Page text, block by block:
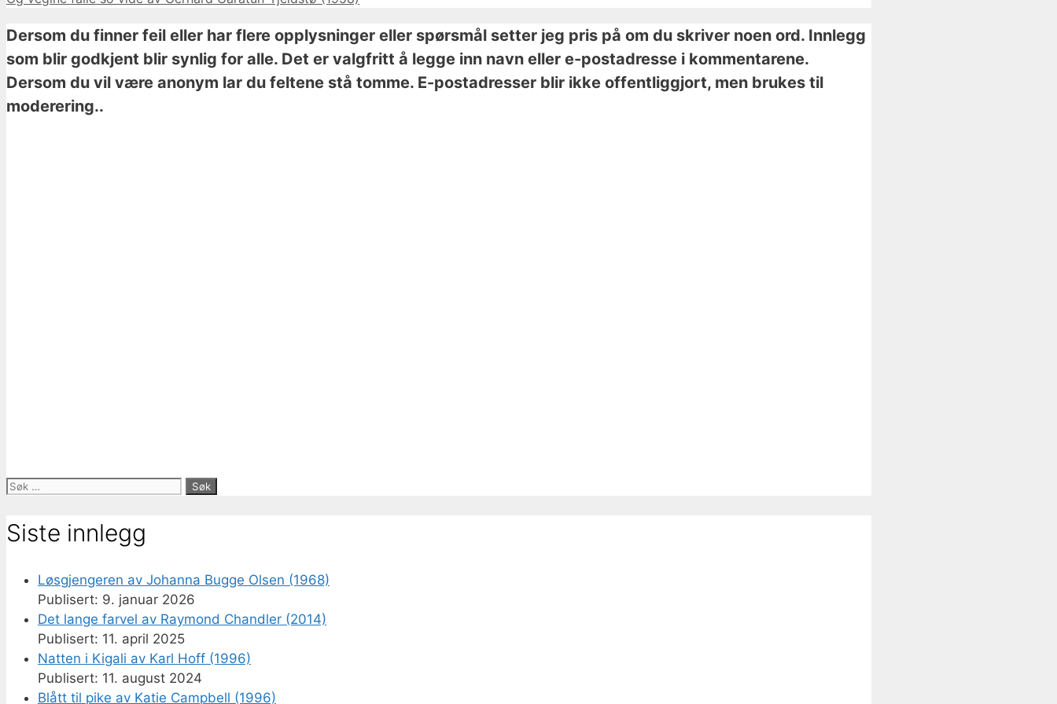
Dersom du finner feil eller har flere opplysninger eller spørsmål setter jeg pris på om du skriver noen ord. Innlegg
som blir godkjent blir synlig for alle. Det er valgfritt å legge inn navn eller e-postadresse i kommentarene.
Dersom du vil være anonym lar du feltene stå tomme. E-postadresser blir ikke offentliggjort, men brukes til
moderering..
Søk
Siste innlegg
Løsgjengeren av Johanna Bugge Olsen (1968)
9. januar 2026
Det lange farvel av Raymond Chandler (2014)
11. april 2025
Natten i Kigali av Karl Hoff (1996)
11. august 2024
Blått til pike av Katie Campbell (1996)